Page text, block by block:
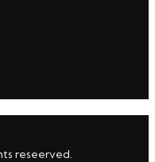
reseerved.